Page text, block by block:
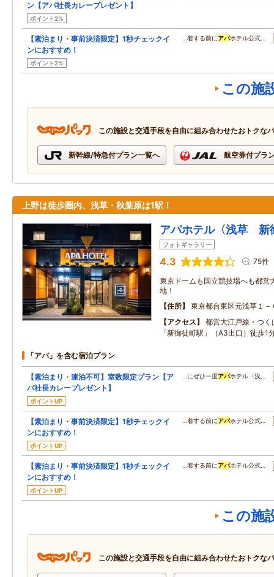
ン【アパ社長カレープレゼント】
ポイント2%
【素泊まり・事前決済限定】1秒チェックイ
ンにおすすめ！
ポイント2%
…着する前にアパホテル公式…
この施
この施設と交通手段を自由に組み合わせたおトクな
新幹線/特急付プラン一覧へ 航空券付プラ
上野は徒歩圏内、浅草・秋葉原は1駅！
アパホテル〈浅草 新
フォトギャラリー
4.3 75件
東京ドームも国立競技場へも都営
地！
住所
東京都台東区元浅草１－
アクセス
都営大江戸線・つ
「新御徒町駅」（A3出口）徒歩1
「アパ」を含む宿泊プラン
【素泊まり・連泊不可】室数限定プラン【ア
パ社長カレープレゼント】
ポイントUP
…にぜひ一度アパホテル〈浅…
【素泊まり・事前決済限定】1秒チェックイ
ンにおすすめ！
ポイントUP
…着する前にアパホテル公式…
【素泊まり・事前決済限定】1秒チェックイ
ンにおすすめ！
ポイントUP
…着する前にアパホテル公式…
この施
この施設と交通手段を自由に組み合わせたおトクな